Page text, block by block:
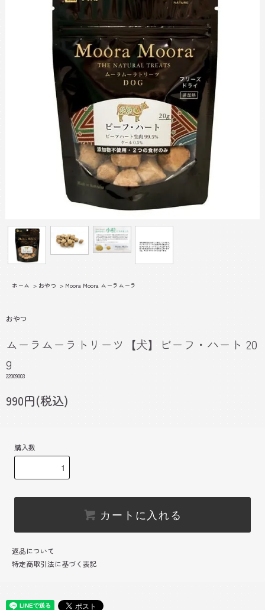
ホーム > おやつ > Moora Moora ムーラムーラ
おやつ
ムーラムーラトリーツ【犬】ビーフ・ハート 20
g
22009003
990円(税込)
購入数
カートに入れる
返品について
特定商取引法に基づく表記